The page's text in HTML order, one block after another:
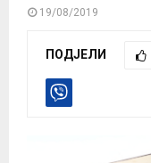
19/08/2019
ПОДЈЕЛИ